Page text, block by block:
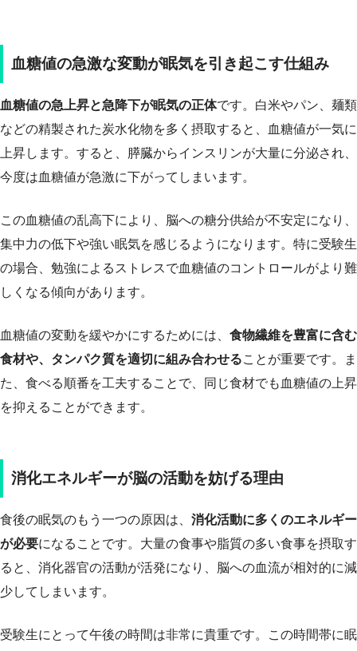
血糖値の急激な変動が眠気を引き起こす仕組み
血糖値の急上昇と急降下が眠気の正体です。白米やパン、麺類
などの精製された炭水化物を多く摂取すると、血糖値が一気に
上昇します。すると、膵臓からインスリンが大量に分泌され、
今度は血糖値が急激に下がってしまいます。
この血糖値の乱高下により、脳への糖分供給が不安定になり、
集中力の低下や強い眠気を感じるようになります。特に受験生
の場合、勉強によるストレスで血糖値のコントロールがより難
しくなる傾向があります。
血糖値の変動を緩やかにするためには、 食物繊維を豊富に含む
食材や、タンパク質を適切に組み合わせることが重要です。ま
た、食べる順番を工夫することで、同じ食材でも血糖値の上昇
を抑えることができます。
消化エネルギーが脳の活動を妨げる理由
食後の眠気のもう一つの原因は、 消化活動に多くのエネルギー
が必要になることです。大量の食事や脂質の多い食事を摂取す
ると、消化器官の活動が活発になり、脳への血流が相対的に減
少してしまいます。
受験生にとって午後の時間は非常に貴重です。この時間帯に眠